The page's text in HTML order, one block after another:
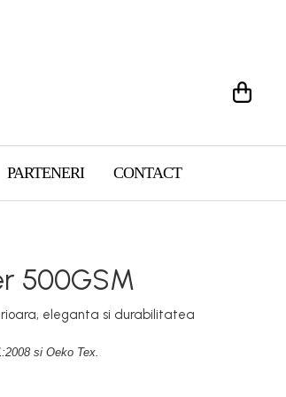
PARTENERI CONTACT
500GSM
eleganta si durabilitatea
si Oeko Tex.